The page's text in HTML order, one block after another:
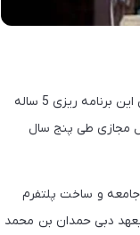
دوبی قصد دارد برنامه ریزی های جدیدی را در حوزه متاورس پیاده کند. به طوری که طبق گفته ولیعهد این شهر طی این برنامه ریزی 5 ساله
متاورس تبدیل خواهند شد. استراتژی جدید دوبی نیز ایجاد ۴۰ هزار شغل مجازی طی پنج سال
و ساخت پلتفرم
دبی حمدان بن محمد